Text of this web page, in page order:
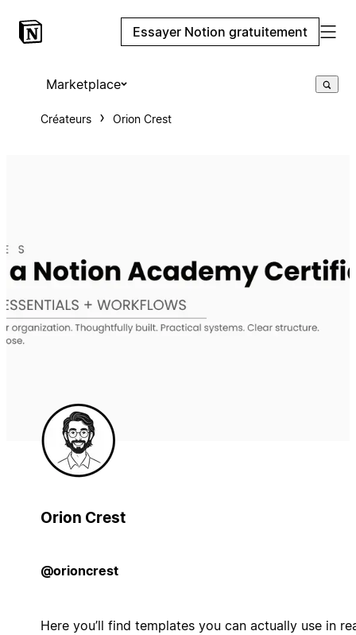
Essayer Notion gratuitement
Marketplace
Créateurs Orion Crest
Orion Crest
@orioncrest
Here you’ll find templates you can actually use in